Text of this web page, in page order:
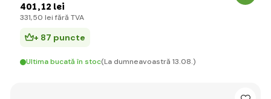
401,12 lei
331,50 lei fără TVA
+ 87 puncte
Ultima bucată în stoc(La dumneavoastră 13.08.)